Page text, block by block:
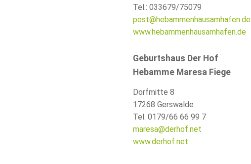
Tel.: 033679/75079
post@hebammenhausamhafen.de
www.hebammenhausamhafen.de
Geburtshaus Der Hof
Hebamme Maresa Fiege
Dorfmitte 8
17268 Gerswalde
Tel. 0179/66 66 99 7
maresa@derhof.net
www.derhof.net